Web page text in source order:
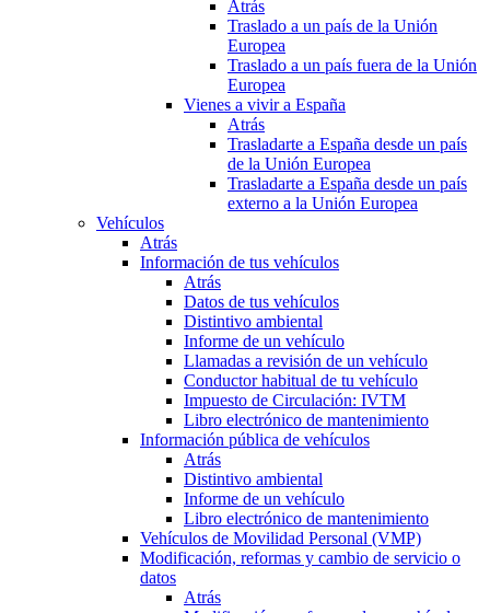
Atrás
Traslado a un país de la Unión
Europea
Traslado a un país fuera de la Unión
Europea
Vienes a vivir a España
Atrás
Trasladarte a España desde un país
de la Unión Europea
Trasladarte a España desde un país
externo a la Unión Europea
Vehículos
Atrás
Información de tus vehículos
Atrás
Datos de tus vehículos
Distintivo ambiental
Informe de un vehículo
Llamadas a revisión de un vehículo
Conductor habitual de tu vehículo
Impuesto de Circulación: IVTM
Libro electrónico de mantenimiento
Información pública de vehículos
Atrás
Distintivo ambiental
Informe de un vehículo
Libro electrónico de mantenimiento
Vehículos de Movilidad Personal (VMP)
Modificación, reformas y cambio de servicio o
datos
Atrás